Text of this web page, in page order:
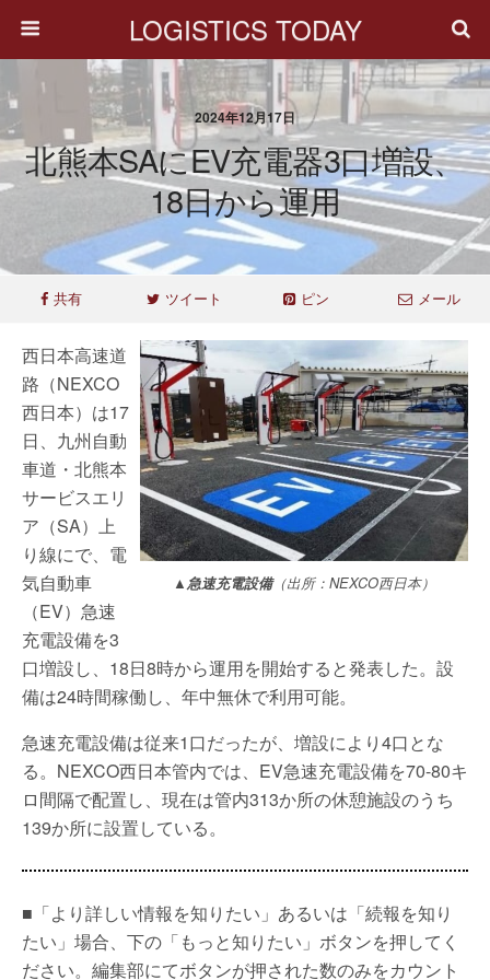
LOGISTICS TODAY
2024年12月17日
北熊本SAにEV充電器3口増設、
18日から運用
共有 ツイート ピン メール
▲急速充電設備（出所：NEXCO西日本）
西日本高速道
路（NEXCO
西日本）は17
日、九州自動
車道・北熊本
サービスエリ
ア（SA）上
り線にで、電
気自動車
（EV）急速
充電設備を3
口増設し、18日8時から運用を開始すると発表した。設
備は24時間稼働し、年中無休で利用可能。
急速充電設備は従来1口だったが、増設により4口とな
る。NEXCO西日本管内では、EV急速充電設備を70-80キ
ロ間隔で配置し、現在は管内313か所の休憩施設のうち
139か所に設置している。
■「より詳しい情報を知りたい」あるいは「続報を知り
たい」場合、下の「もっと知りたい」ボタンを押してく
ださい。編集部にてボタンが押された数のみをカウント